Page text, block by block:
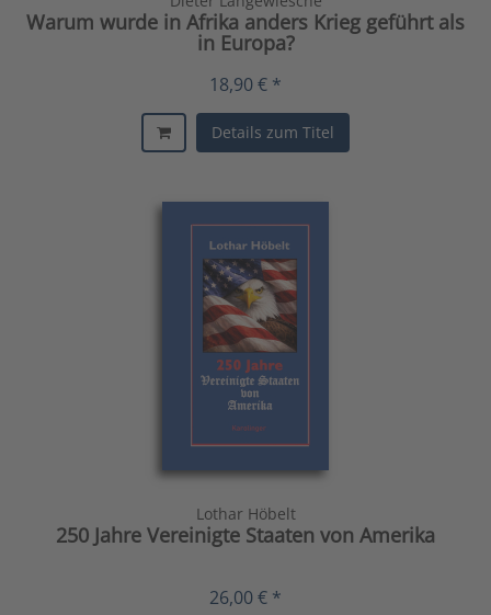
Warum wurde in Afrika anders Krieg geführt als
in Europa?
18,90 € *
Details zum Titel
Lothar Höbelt
250 Jahre Vereinigte Staaten von Amerika
26,00 € *